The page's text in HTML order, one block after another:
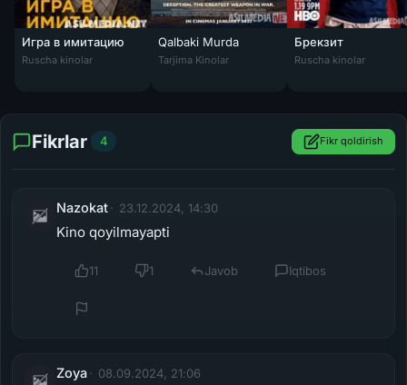
Игра в имитацию
Ruscha kinolar
Qalbaki Murda
Qalbaki Murda / "Qiyma Go'sht"
Tarjima Kinolar
Брекзит
Брекзит / Brexit:
Ruscha kinolar
Fikrlar 4 Fikr qoldirish
Nazokat 23.12.2024, 14:30
Kino qoyilmayapti
11 1 Javob Iqtibos
Zoya 08.09.2024, 21:06